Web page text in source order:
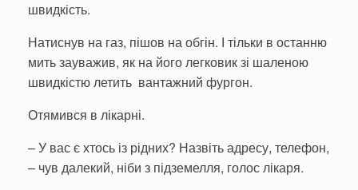
швидкість.
Натиснув на газ, пішов на обгін. І тільки в останню
мить зауважив, як на його легковик зі шаленою
швидкістю летить ван­тажний фургон.
Отямився в лікарні.
– У вас є хтось із рідних? На­звіть адресу, телефон,
– чув да­лекий, ніби з підземелля, голос лікаря.